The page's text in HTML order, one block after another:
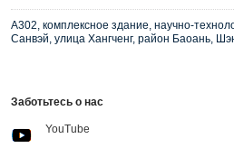
A302, комплексное здание, научно-
Санвэй, улица Хангченг, район Баоань,
Заботьтесь о нас
YouTube